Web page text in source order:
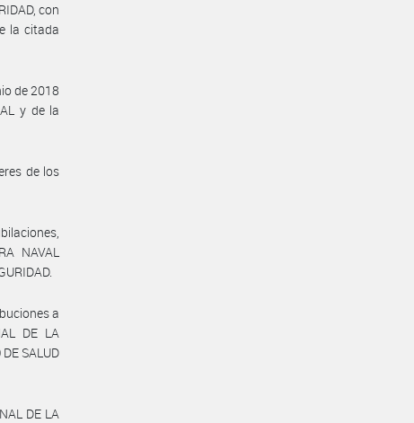
con
la citada
de 2018
y de la
de los
NAVAL
a
DE LA
SALUD
DE LA